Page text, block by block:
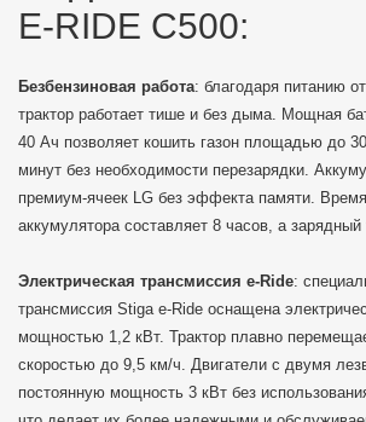
E-RIDE C500:
Безбензиновая работа: благодаря питанию
трактор работает тише и без дыма. Мощная
40 Ач позволяет кошить газон площадью до
минут без необходимости перезарядки.
премиум-ячеек LG без эффекта памяти.
аккумулятора составляет 8 часов, а зарядный
Электрическая трансмиссия e-Ride:
трансмиссия Stiga e-Ride оснащена
мощностью 1,2 кВт. Трактор плавно
скоростью до 9,5 км/ч. Двигатели с двумя
постоянную мощность 3 кВт без